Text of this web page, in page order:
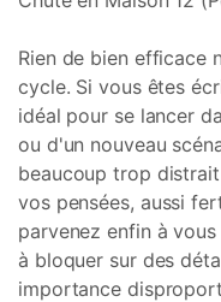
Rien de bien efficace
cycle. Si vous êtes
idéal pour se lancer
ou d'un nouveau
beaucoup trop
vos pensées, aussi
parvenez enfin à
à bloquer sur des
importance